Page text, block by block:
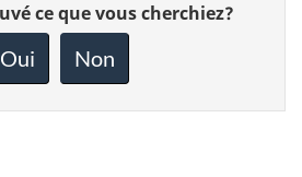
ce que vous cherchiez?
Oui Non